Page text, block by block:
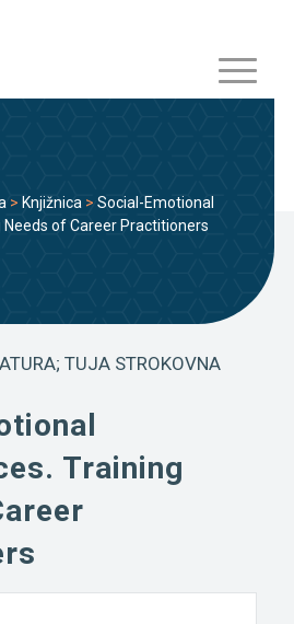
> Knjižnica > Social-Emotional
of Career Practitioners
TUJA STROKOVNA
Training